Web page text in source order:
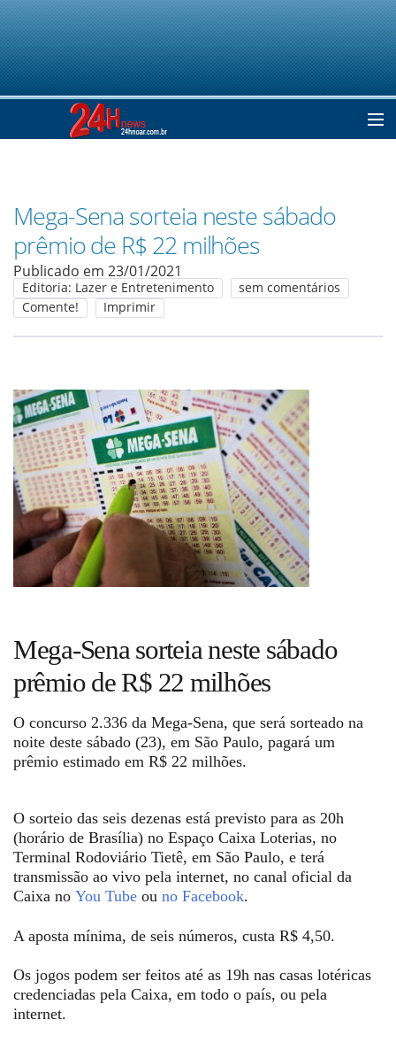
Notícias
Colunistas
Guia de Serviços
Anuncie
Cinema
Agenda Cultural
Anuncie
Fale Conosco
Mega-Sena sorteia neste sábado
prêmio de R$ 22 milhões
Publicado em 23/01/2021
Editoria: Lazer e Entretenimento
sem comentários
Comente!
Imprimir
Mega-Sena sorteia neste sábado
prêmio de R$ 22 milhões
O concurso 2.336 da Mega-Sena, que será sorteado na
noite deste sábado (23), em São Paulo, pagará um
prêmio estimado em R$ 22 milhões.
O sorteio das seis dezenas está previsto para as 20h
(horário de Brasília) no Espaço Caixa Loterias, no
Terminal Rodoviário Tietê, em São Paulo, e terá
transmissão ao vivo pela internet, no canal oficial da
Caixa no You Tube ou no Facebook.
A aposta mínima, de seis números, custa R$ 4,50.
Os jogos podem ser feitos até as 19h nas casas lotéricas
credenciadas pela Caixa, em todo o país, ou pela
internet.